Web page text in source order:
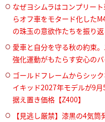
なぜヨシムラはコンプリー
らオフ車をモタード化した
の珠玉の意欲作たちを振り返
愛車と自分を守る秋の約束
強化運動がもたらす安心の
ゴールドフレームからシッ
イキッド2027年モデルが9
据え置き価格【Z400】
【見逃し厳禁】漆黒の4気